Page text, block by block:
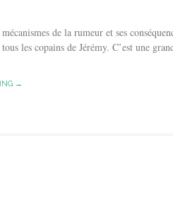
de la rumeur et ses
les copains de Jérémy. C’est une
→